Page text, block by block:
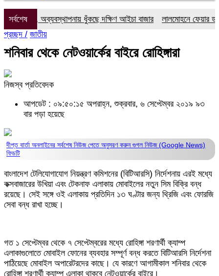
সর্বশেষঅব্যবস্থাপনায় ধুঁকছে দক্ষিণ আইচা বাজার
লালমোহনে ফেয়ার
প্রচ্ছদ / জাতীয়
শনিবার থেকে নেটওয়ার্কের বাইরে রোহিঙ্গারা
নিজস্ব প্রতিবেদক
আপডেট : ০৯:৫০:১৫ অপরাহ্ন, শুক্রবার, ৬ সেপ্টেম্বর ২০১৯ ৯৩
বার পড়া হয়েছে
দীপ্ত বার্তা অনলাইনের সর্বশেষ নিউজ পেতে অনুসরণ করুনগুগল নিউজ (Google News)
ফিডটি
বাংলাদেশ টেলিযোগাযোগ নিয়ন্ত্রণ কমিশনের (বিটিআরসি) নির্দেশনায় এরই মধ্যে
কক্সবাজারের উখিয়া এবং টেকনাফ এলাকায় মোবাইলের নতুন সিম বিক্রি বন্ধ
রয়েছে। সেই সঙ্গে ওই এলাকায় প্রতিদিন ১৩ ঘণ্টার জন্য থ্রিজি এবং ফোরজি
সেবা বন্ধ রাখা হচ্ছে।
গত ১ সেপ্টেম্বর থেকে ৭ সেপ্টেম্বরের মধ্যে রোহিঙ্গা শরণার্থী ক্যাম্প
এলাকাগুলোতে মোবাইল ফোনের ব্যবহার সম্পূর্ণ বন্ধ করতে বিটিআরসি নির্দেশনা
পাঠিয়েছে মোবাইল অপারেটরদের কাছে। যে কারণে আগামীকাল শনিবার থেকে
রোহিঙ্গা শরণার্থী ক্যাম্প এলাকা থাকবে নেটওয়ার্কের বাইরে।